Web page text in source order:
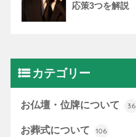
応策3つを解説
カテゴリー
お仏壇・位牌について 36
お葬式について 106